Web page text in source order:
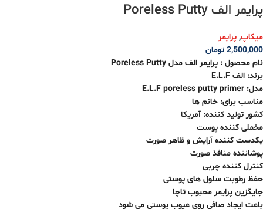
پرایمر الف Poreless Putty
میکاپ, پرایمر
2,500,000 تومان
نام محصول : پرایمر الف مدل Poreless Putty
برند: الف E.L.F
مدل: E.L.F poreless putty primer
مناسب برای: خانم ها
کشور تولید کننده: آمریکا
مخملی کننده پوست
یکدست کننده آرایش و ظاهر صورت
پوشاننده منافذ صورت
کنترل کننده چربی
حفظ رطوبت سلول های پوستی
جایگزین پرایمر محبوب تاچا
باعث ایجاد صافی روی عیوب پوستی می شود